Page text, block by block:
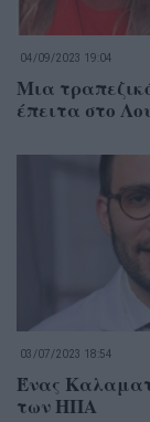
04/09/2023 19:04
Μια
έπειτα στο
03/07/2023 18:54
Ένας
των ΗΠΑ